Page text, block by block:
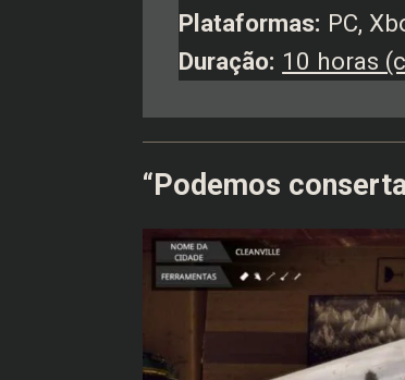
Plataformas: PC,
Duração: 10 horas
“Podemos